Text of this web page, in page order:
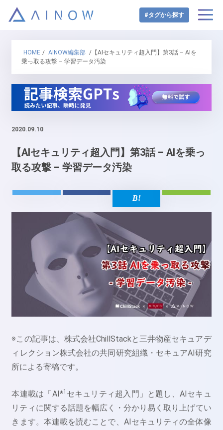
#タグから探す
HOME / AINOW編集部 /【AIセキュリティ超入門】第3話 – AIを
乗っ取る攻撃 – 学習データ汚染
2020.09.10
【AIセキュリティ超入門】第3話 – AIを乗っ
取る攻撃 – 学習データ汚染
※この記事は、株式会社ChillStackと三井物産セキュアデ
ィレクション株式会社の共同研究組織・セキュアAI研究
所による寄稿です。
本連載は「AI*1 セキュリティ超入門」と題し、AIセキュ
リティに関する話題を幅広く・分かり易く取り上げてい
きます。本連載を読むことで、AIセキュリティの全体像